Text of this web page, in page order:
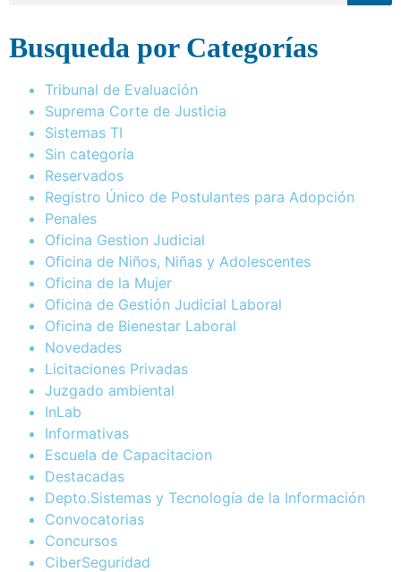
Busqueda por Categorías
Tribunal de Evaluación
Suprema Corte de Justicia
Sistemas TI
Sin categoría
Reservados
Registro Único de Postulantes para Adopción
Penales
Oficina Gestion Judicial
Oficina de Niños, Niñas y Adolescentes
Oficina de la Mujer
Oficina de Gestión Judicial Laboral
Oficina de Bienestar Laboral
Novedades
Licitaciones Privadas
Juzgado ambiental
InLab
Informativas
Escuela de Capacitacion
Destacadas
Depto.Sistemas y Tecnología de la Información
Convocatorias
Concursos
CiberSeguridad